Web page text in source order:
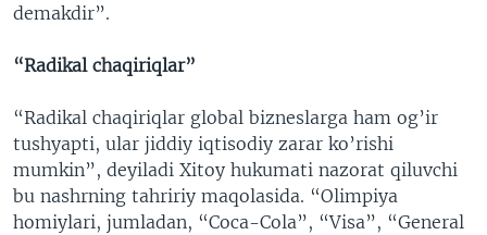
demakdir”.
“Radikal chaqiriqlar”
“Radikal chaqiriqlar global bizneslarga ham og’ir
tushyapti, ular jiddiy iqtisodiy zarar ko’rishi
mumkin”, deyiladi Xitoy hukumati nazorat qiluvchi
bu nashrning tahririy maqolasida. “Olimpiya
homiylari, jumladan, “Coca-Cola”, “Visa”, “General